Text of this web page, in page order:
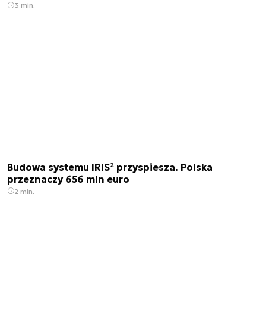
3 min.
Budowa systemu IRIS² przyspiesza. Polska
przeznaczy 656 mln euro
2 min.